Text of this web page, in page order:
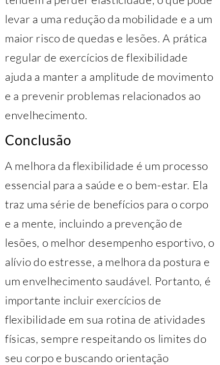
levar a uma redução da mobilidade e a um
maior risco de quedas e lesões. A prática
regular de exercícios de flexibilidade
ajuda a manter a amplitude de movimento
e a prevenir problemas relacionados ao
envelhecimento.
Conclusão
A melhora da flexibilidade é um processo
essencial para a saúde e o bem-estar. Ela
traz uma série de benefícios para o corpo
e a mente, incluindo a prevenção de
lesões, o melhor desempenho esportivo, o
alívio do estresse, a melhora da postura e
um envelhecimento saudável. Portanto, é
importante incluir exercícios de
flexibilidade em sua rotina de atividades
físicas, sempre respeitando os limites do
seu corpo e buscando orientação